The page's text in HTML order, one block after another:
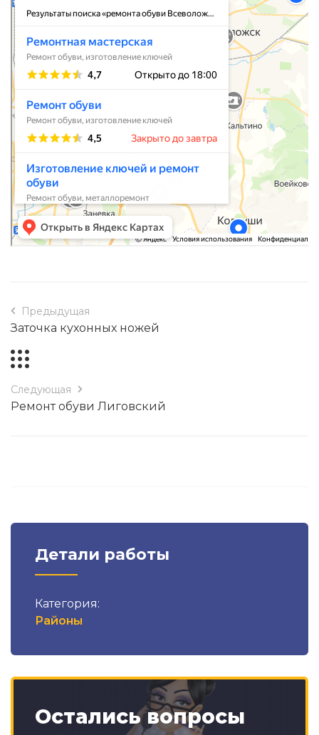
Предыдущая
Заточка кухонных ножей
Следующая
Ремонт обуви Лиговский
Детали работы
Категория:
Районы
Остались вопросы